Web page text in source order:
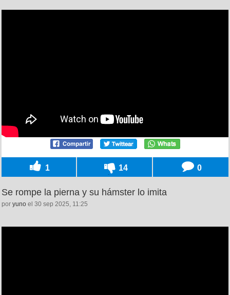
1 14 0
Se rompe la pierna y su hámster lo imita
por yuno el 30 sep 2025, 11:25